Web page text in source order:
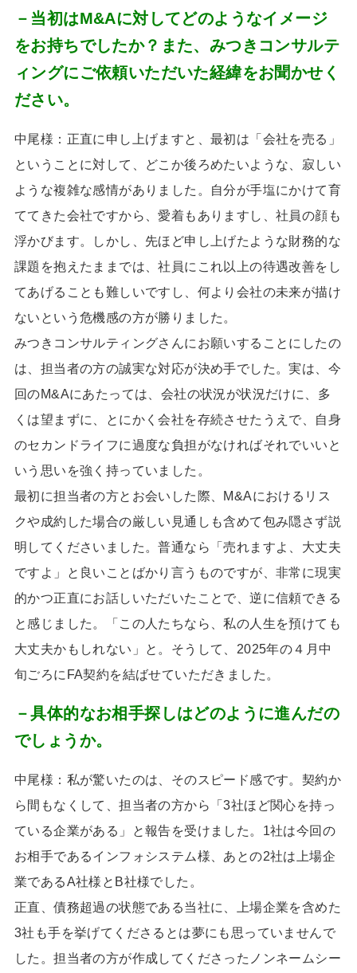
－当初はM&Aに対してどのようなイメージ
をお持ちでしたか？また、みつきコンサルテ
ィングにご依頼いただいた経緯をお聞かせく
ださい。
中尾様：正直に申し上げますと、最初は「会社を売る」
ということに対して、どこか後ろめたいような、寂しい
ような複雑な感情がありました。自分が手塩にかけて育
ててきた会社ですから、愛着もありますし、社員の顔も
浮かびます。しかし、先ほど申し上げたような財務的な
課題を抱えたままでは、社員にこれ以上の待遇改善をし
てあげることも難しいですし、何より会社の未来が描け
ないという危機感の方が勝りました。
みつきコンサルティングさんにお願いすることにしたの
は、担当者の方の誠実な対応が決め手でした。実は、今
回のM&Aにあたっては、会社の状況が状況だけに、多
くは望まずに、とにかく会社を存続させたうえで、自身
のセカンドライフに過度な負担がなければそれでいいと
いう思いを強く持っていました。
最初に担当者の方とお会いした際、 M&Aにおけるリス
クや成約した場合の厳しい見通しも含めて包み隠さず説
明してくださいました。普通なら「売れますよ、大丈夫
ですよ」と良いことばかり言うものですが、非常に現実
的かつ正直にお話しいただいたことで、逆に信頼できる
と感じました。「この人たちなら、私の人生を預けても
大丈夫かもしれない」と。そうして、 2025年の４月中
旬ごろに FA契約を結ばせていただきました。
－具体的なお相手探しはどのように進んだの
でしょうか。
中尾様：私が驚いたのは、そのスピード感です。契約か
ら間もなくして、担当者の方から「3社ほど関心を持っ
ている企業がある」と報告を受けました。 1社は今回の
お相手であるインフォシステム様、あとの2社は上場企
業であるA社様と B社様でした。
正直、債務超過の状態である当社に、上場企業を含めた
3社も手を挙げてくださるとは夢にも思っていませんで
した。担当者の方が作成してくださったノンネームシー